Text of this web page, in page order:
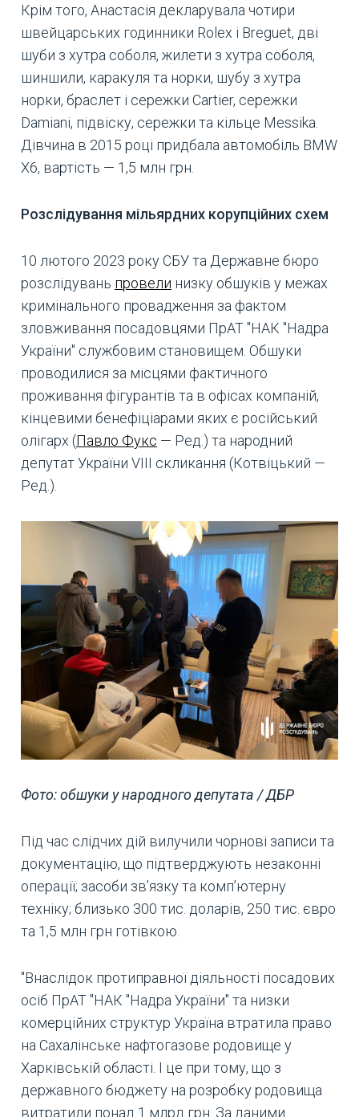
Крім того, Анастасія декларувала чотири
швейцарських годинники Rolex і Breguet, дві
шуби з хутра соболя, жилети з хутра соболя,
шиншили, каракуля та норки, шубу з хутра
норки, браслет і сережки Cartier, сережки
Damiani, підвіску, сережки та кільце Messika.
Дівчина в 2015 році придбала автомобіль BMW
X6, вартість — 1,5 млн грн.
Розслідування мільярдних корупційних схем
10 лютого 2023 року СБУ та Державне бюро
розслідувань провели низку обшуків у межах
кримінального провадження за фактом
зловживання посадовцями ПрАТ "НАК "Надра
України" службовим становищем. Обшуки
проводилися за місцями фактичного
проживання фігурантів та в офісах компаній,
кінцевими бенефіціарами яких є російський
олігарх (Павло Фукс — Ред.) та народний
депутат України VIII скликання (Котвіцький —
Ред.).
Фото: обшуки у народного депутата / ДБР
Під час слідчих дій вилучили чорнові записи та
документацію, що підтверджують незаконні
операції; засоби зв’язку та комп’ютерну
техніку; близько 300 тис. доларів, 250 тис. євро
та 1,5 млн грн готівкою.
"Внаслідок протиправної діяльності посадових
осіб ПрАТ "НАК "Надра України" та низки
комерційних структур Україна втратила право
на Сахалінське нафтогазове родовище у
Харківській області. І це при тому, що з
державного бюджету на розробку родовища
витратили понад 1 млрд грн. За даними